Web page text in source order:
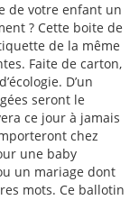
de votre enfant un
? Cette boite de
de la même
Faite de carton,
D’un
seront le
ce jour à jamais
chez
une baby
un mariage dont
mots. Ce ballotin